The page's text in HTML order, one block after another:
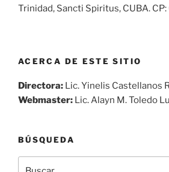
Trinidad, Sancti Spiritus, CUBA.
ACERCA DE ESTE SITIO
Directora: Lic. Yinelis Castellanos
Webmaster: Lic. Alayn M. Toledo
BÚSQUEDA